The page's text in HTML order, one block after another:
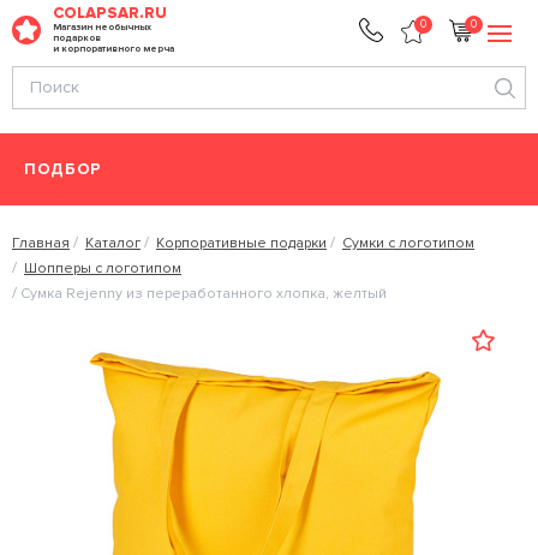
COLAPSAR.RU
Магазин необычных
подарков
и корпоративного мерча
0 0
ПОДБОР
Главная Каталог Корпоративные подарки
Сумки с логотипом
Шопперы с логотипом
Сумка Rejenny из переработанного хлопка, желтый